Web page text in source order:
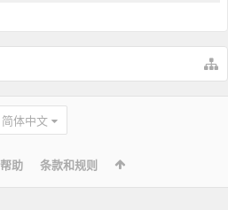
简体中文
帮助 条款和规则